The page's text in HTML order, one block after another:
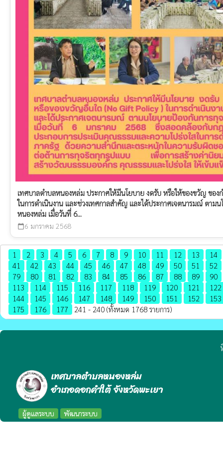
เทศบาลตำบลหนองหล่ม ประกาศให้มีนโยบาย งดรับ หรือให้ของขวัญ ขอ
ในการดำเนินงาน และช่วงเทศกาลสำคัญ และได้ประกาศเจตนารมณ์ ตาม
หนองหล่ม เมื่อวันที่ 6...
calendar_today6 มกราคม 2568
1 2 3 4 5 6 7 8 9 10 11 12 13
14
41
42 43 44 45 46 47 48 49 50 51
52
79
80 81 82 83 84 85 86 87 88 89
90
113
114 115 116 117 118 119 120 121
122
144
145 146 147 148 149 150 151 152
153
175
176 177 241 - 240 (ทั้งหมด 1768 รายการ)
เทศบาลตำบลหนองหล่ม
อำเภอดอกคำใต้ จังหวัดพะเยา
ผู้ดูแลระบบ พัฒนาระบบ